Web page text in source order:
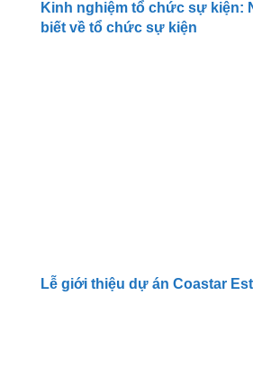
Kinh nghiệm tổ chức sự kiện:
biết về tổ chức sự kiện
Lễ giới thiệu dự án Coastar